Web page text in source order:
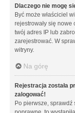
Dlaczego nie mogę
Być może właściciel
rejestrowały się nowe
twój adres IP lub
zarejestrować. W
witryny.
Na górę
Rejestracja została
zalogować!
Po pierwsze, sprawdź